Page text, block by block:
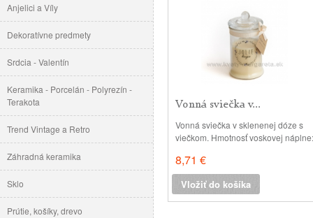
Anjelici a Víly
Dekoratívne predmety
Srdcia - Valentín
Keramika - Porcelán - Polyrezín -
Terakota
Trend Vintage a Retro
Záhradná keramika
Sklo
Prútie, košíky, drevo
Vonná sviečka v...
Vonná sviečka v sklenenej dóze s
viečkom. Hmotnosť voskovej náplne:
Približná doba horenia: 58 hodín
Dóza: 13x5cm , Rozmer krabičky:
12x10x10 cm
8,71 €
Vložiť do košíka